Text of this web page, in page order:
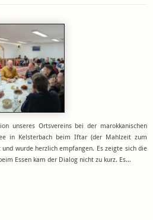
unseres Ortsvereins bei der marokkanischen
in Kelsterbach beim Iftar (der Mahlzeit zum
und wurde herzlich empfangen. Es zeigte sich die
Essen kam der Dialog nicht zu kurz. Es…